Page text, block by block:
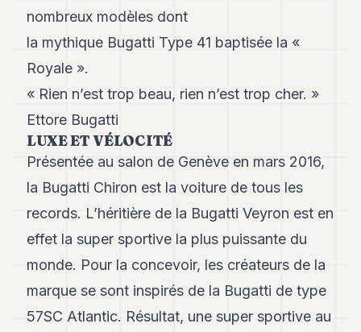
nombreux modèles dont
la mythique Bugatti Type 41 baptisée la «
Royale ».
« Rien n’est trop beau, rien n’est trop cher. »
Ettore Bugatti
LUXE ET VÉLOCITÉ
Présentée au salon de Genève en mars 2016,
la Bugatti Chiron est la voiture de tous les
records. L’héritière de la Bugatti Veyron est en
effet la super sportive la plus puissante du
monde. Pour la concevoir, les créateurs de la
marque se sont inspirés de la Bugatti de type
57SC Atlantic. Résultat, une super sportive au